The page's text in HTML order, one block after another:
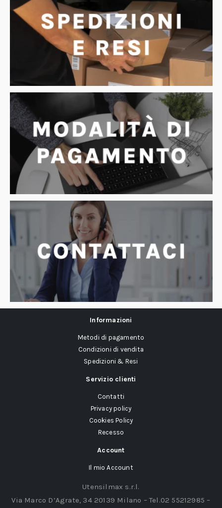
Informazioni
Metodi di pagamento
Condizioni di vendita
Spedizioni & Resi
Servizio clienti
Contatti
Privacy policy
Cookies Policy
Recesso
Account
Il mio Account
Utensilmax s.r.l.
Via Marco D’Agrate, 34 20139 Milano – Tel.02 55212985 –